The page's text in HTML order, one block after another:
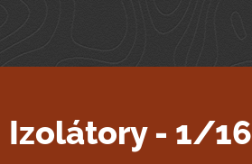
Izolátory - 1/16